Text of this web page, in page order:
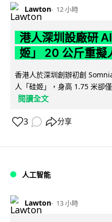
Lawton 12 小時
港人深圳設廠研
姬」 20 公斤重擬
香港人於深圳創辦初創
人「硅姬」，身高 1.75 米卻
閱讀全文
3 分享
人工智能
Lawton 13 小時